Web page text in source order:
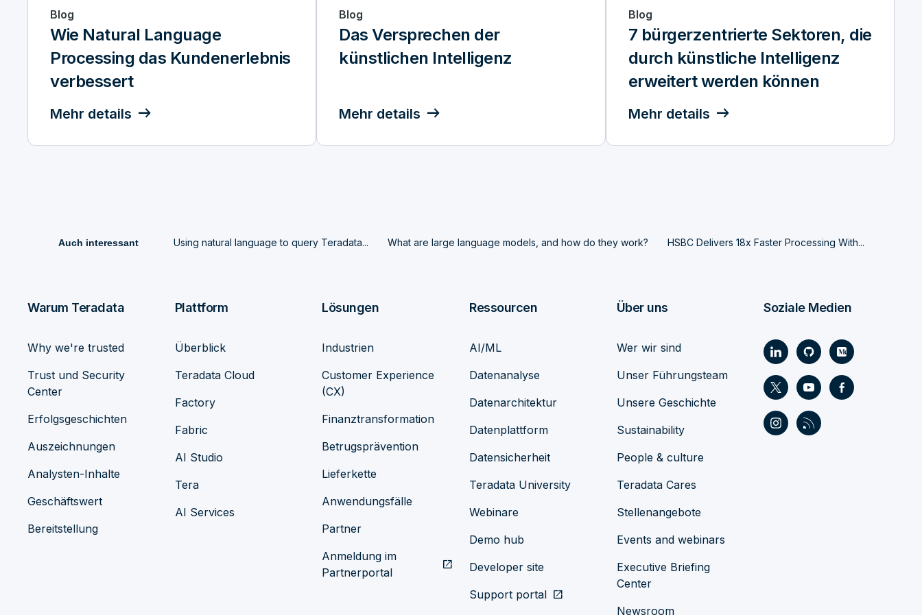
Blog
Wie Natural Language
Processing das Kundenerlebnis
verbessert
Mehr details
Blog
Das Versprechen der
künstlichen Intelligenz
Mehr details
Blog
7 bürgerzentrierte Sektoren, die
durch künstliche Intelligenz
erweitert werden können
Mehr details
Auch interessant Using natural language to query Teradata... What are large language models, and how do they work? HSBC Delivers 18x Faster Processing With...
Warum Teradata
Why we're trusted
Trust und Security
Center
Erfolgsgeschichten
Auszeichnungen
Analysten-Inhalte
Geschäftswert
Bereitstellung
Plattform
Überblick
Teradata Cloud
Factory
Fabric
AI Studio
Tera
AI Services
Lösungen
Industrien
Customer Experience
(CX)
Finanztransformation
Betrugsprävention
Lieferkette
Anwendungsfälle
Partner
Anmeldung im
Partnerportal
open_in_new
Ressourcen
AI/ML
Datenanalyse
Datenarchitektur
Datenplattform
Datensicherheit
Teradata University
Webinare
Demo hub
Developer site
Support portal open_in_new
Über uns
Wer wir sind
Unser Führungsteam
Unsere Geschichte
Sustainability
People & culture
Teradata Cares
Stellenangebote
Events and webinars
Executive Briefing
Center
Newsroom
Soziale Medien